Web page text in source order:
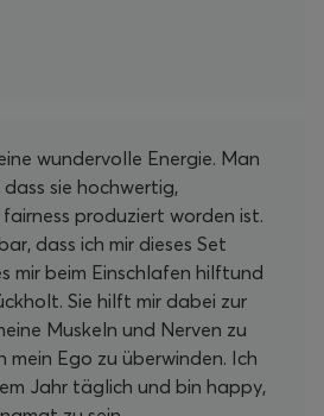
wundervolle Energie. Man
sie hochwertig,
produziert worden ist.
dass ich mir dieses Set
mir beim Einschlafen hilftund
Sie hilft mir dabei zur
Muskeln und Nerven zu
mein Ego zu überwinden. Ich
Jahr täglich und bin happy,